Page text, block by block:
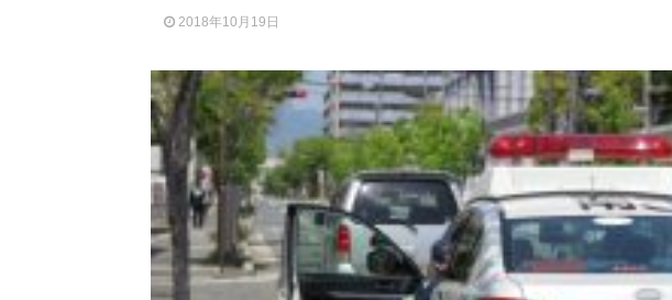
2018年10月19日